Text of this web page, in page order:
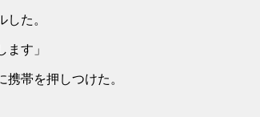
た。
す」
帯を押しつけた。